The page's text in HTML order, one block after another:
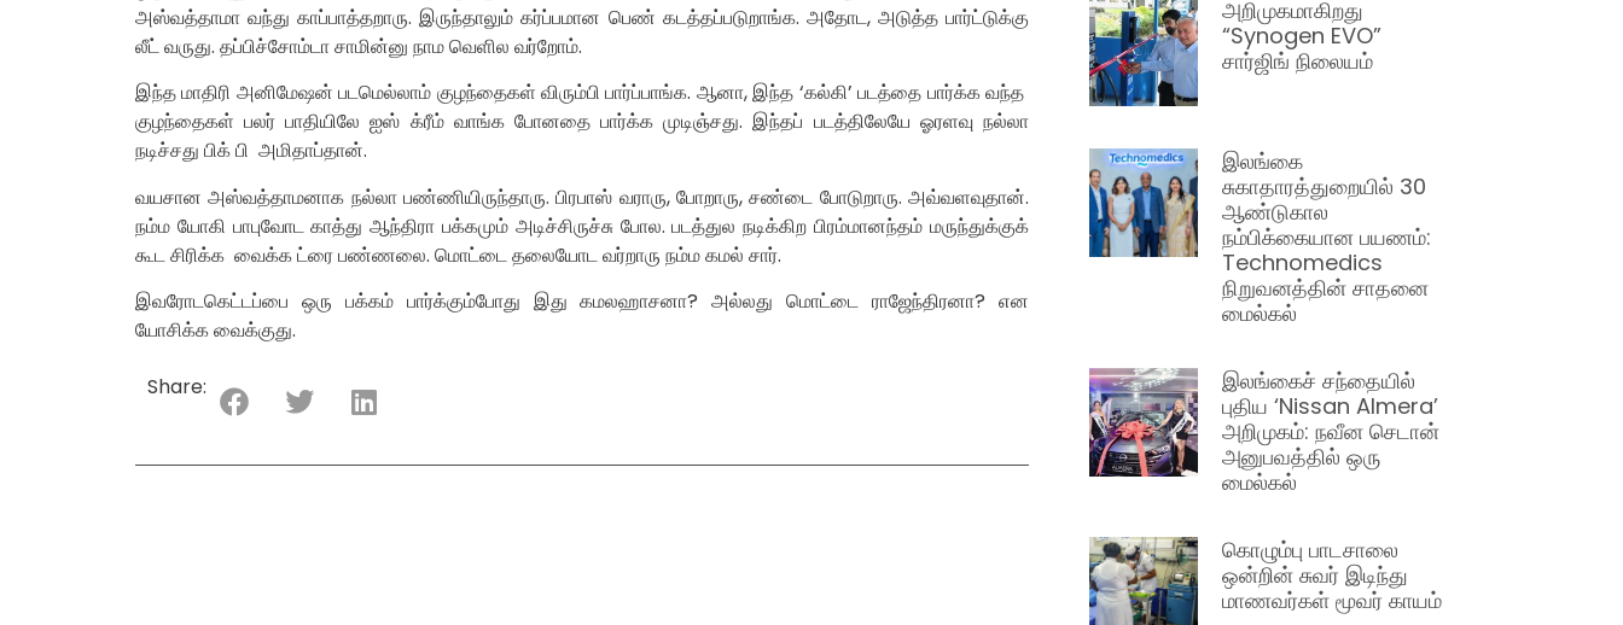
அஸ்வத்தாமா வந்து காப்பாத்தறாரு. இருந்தாலும் கர்ப்பமான பெண் கடத்தப்படுறாங்க. அதோட, அடுத்த பார்ட்டுக்கு
லீட் வருது. தப்பிச்சோம்டா சாமின்னு நாம வெளில வர்றோம்.
இந்த மாதிரி அனிமேஷன் படமெல்லாம் குழந்தைகள் விரும்பி பார்ப்பாங்க. ஆனா, இந்த ‘கல்கி’ படத்தை பார்க்க வந்த
குழந்தைகள் பலர் பாதியிலே ஐஸ் க்ரீம் வாங்க போனதை பார்க்க முடிஞ்சது. இந்தப் படத்திலேயே ஓரளவு நல்லா
நடிச்சது பிக் பி அமிதாப்தான்.
வயசான அஸ்வத்தாமனாக நல்லா பண்ணியிருந்தாரு. பிரபாஸ் வராரு, போறாரு, சண்டை போடுறாரு. அவ்வளவுதான்.
நம்ம யோகி பாபுவோட காத்து ஆந்திரா பக்கமும் அடிச்சிருச்சு போல. படத்துல நடிக்கிற பிரம்மானந்தம் மருந்துக்குக்
கூட சிரிக்க வைக்க ட்ரை பண்ணலை. மொட்டை தலையோட வர்றாரு நம்ம கமல் சார்.
இவரோடகெட்டப்பை ஒரு பக்கம் பார்க்கும்போது இது கமலஹாசனா? அல்லது மொட்டை ராஜேந்திரனா? என
யோசிக்க வைக்குது.
Share:
அறிமுகமாகிறது
“Synogen EVO”
சார்ஜிங் நிலையம்
இலங்கை
சுகாதாரத்துறையில் 30
ஆண்டுகால
நம்பிக்கையான பயணம்:
Technomedics
நிறுவனத்தின் சாதனை
மைல்கல்
இலங்கைச் சந்தையில்
புதிய ‘Nissan Almera’
அறிமுகம்: நவீன செடான்
அனுபவத்தில் ஒரு
மைல்கல்
கொழும்பு பாடசாலை
ஒன்றின் சுவர் இடிந்து
மாணவர்கள் மூவர் காயம்